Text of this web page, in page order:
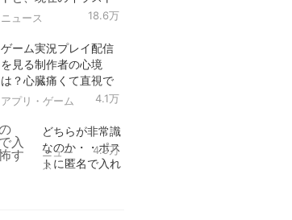
を投稿したツイートが
ニュース 18.6万
ゲーム実況プレイ配信
を見る制作者の心境
は？心臓痛くて直視で
きなかった！
アプリ・ゲーム 4.1万
どちらが非常識
なのか・・ポス
トに匿名で入れ
ニュー
ス
4.9万